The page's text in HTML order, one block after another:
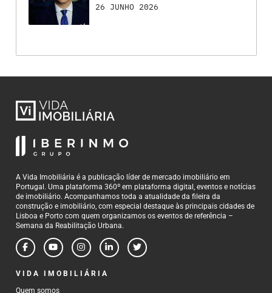
26 JUNHO 2026
A Vida Imobiliária é a publicação líder de mercado imobiliário em
Portugal. Uma plataforma 360º em plataforma digital, eventos e notícias
de imobiliário. Acompanhamos toda a atualidade da fileira da
construção e imobiliário, com especial destaque às principais cidades de
Lisboa e Porto com quem organizamos os eventos de referência –
Semana da Reabilitação Urbana.
VIDA IMOBILIÁRIA
Quem somos